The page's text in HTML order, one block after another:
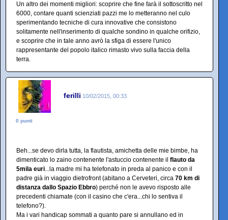
Un altro dei momenti migliori: scoprire che fine farà il sottoscritto nel
6000, contare quanti scienziati pazzi me lo metteranno nel culo
sperimentando tecniche di cura innovative che consistono
solitamente nell'inserimento di qualche sondino in qualche orifizio,
e scoprire che in tale anno avrò la sfiga di essere l'unico
rappresentante del popolo italico rimasto vivo sulla faccia della
terra.
ferilli 10/02/2015, 00:33
0 punti
Beh...se devo dirla tutta, la flautista, amichetta delle mie bimbe, ha
dimenticato lo zaino contenente l'astuccio contenente il flauto da
5mila euri...la madre mi ha telefonato in preda al panico e con il
padre già in viaggio dietrofront (abitano a Cerveteri, circa 70 km di
distanza dallo Spazio Ebbro) perché non le avevo risposto alle
precedenti chiamate (con il casino che c'era...chi lo sentiva il
telefono?).
Ma i vari handicap sommati a quanto pare si annullano ed in